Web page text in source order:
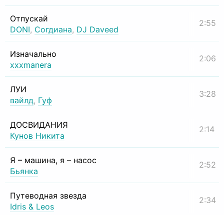
Отпускай
DONI, Согдиана, DJ Daveed
2:55
Изначально
xxxmanera
2:06
ЛУИ
вайлд, Гуф
3:28
ДОСВИДАНИЯ
Кунов Никита
2:14
Я – машина, я – насос
Бьянка
2:52
Путеводная звезда
Idris & Leos
2:34